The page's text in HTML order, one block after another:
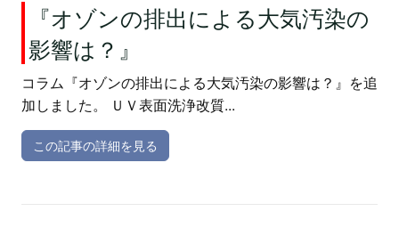
『オゾンの排出による大気汚染の
影響は？』
コラム『オゾンの排出による大気汚染の影響は？』を追
加しました。 ＵＶ表面洗浄改質...
この記事の詳細を見る